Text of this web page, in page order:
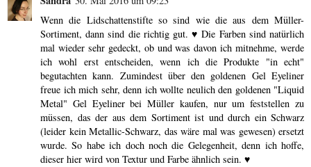
Wenn die Lidschattenstifte so sind wie die aus dem Müller-
Sortiment, dann sind die richtig gut. ♥ Die Farben sind natürlich
mal wieder sehr gedeckt, ob und was davon ich mitnehme, werde
ich wohl erst entscheiden, wenn ich die Produkte "in echt"
begutachten kann. Zumindest über den goldenen Gel Eyeliner
freue ich mich sehr, denn ich wollte neulich den goldenen "Liquid
Metal" Gel Eyeliner bei Müller kaufen, nur um feststellen zu
müssen, das der aus dem Sortiment ist und durch ein Schwarz
(leider kein Metallic-Schwarz, das wäre mal was gewesen) ersetzt
wurde. So habe ich doch noch die Gelegenheit, denn ich hoffe,
dieser hier wird von Textur und Farbe ähnlich sein. ♥